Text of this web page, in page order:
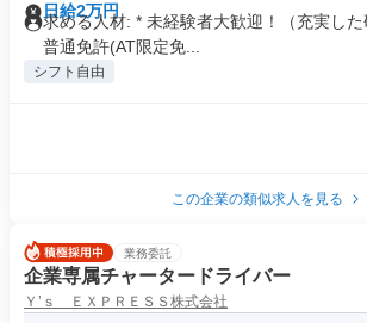
日給2万円
求める人材: * 未経験者大歓迎！（充実し
普通免許(AT限定免...
シフト自由
この企業の類似求人を見る
業務委託
企業専属チャータードライバー
Ｙ’ｓ ＥＸＰＲＥＳＳ株式会社